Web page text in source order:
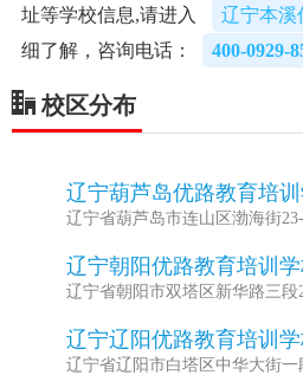
址等学校信息,请进入
辽宁本溪
细了解，咨询电话：
400-0929-
校区分布
辽宁葫芦岛优路教育培
辽宁省葫芦岛市连山区渤海街
辽宁朝阳优路教育培训
辽宁省朝阳市双塔区新华路三段
辽宁辽阳优路教育培训
辽宁省辽阳市白塔区中华大街一